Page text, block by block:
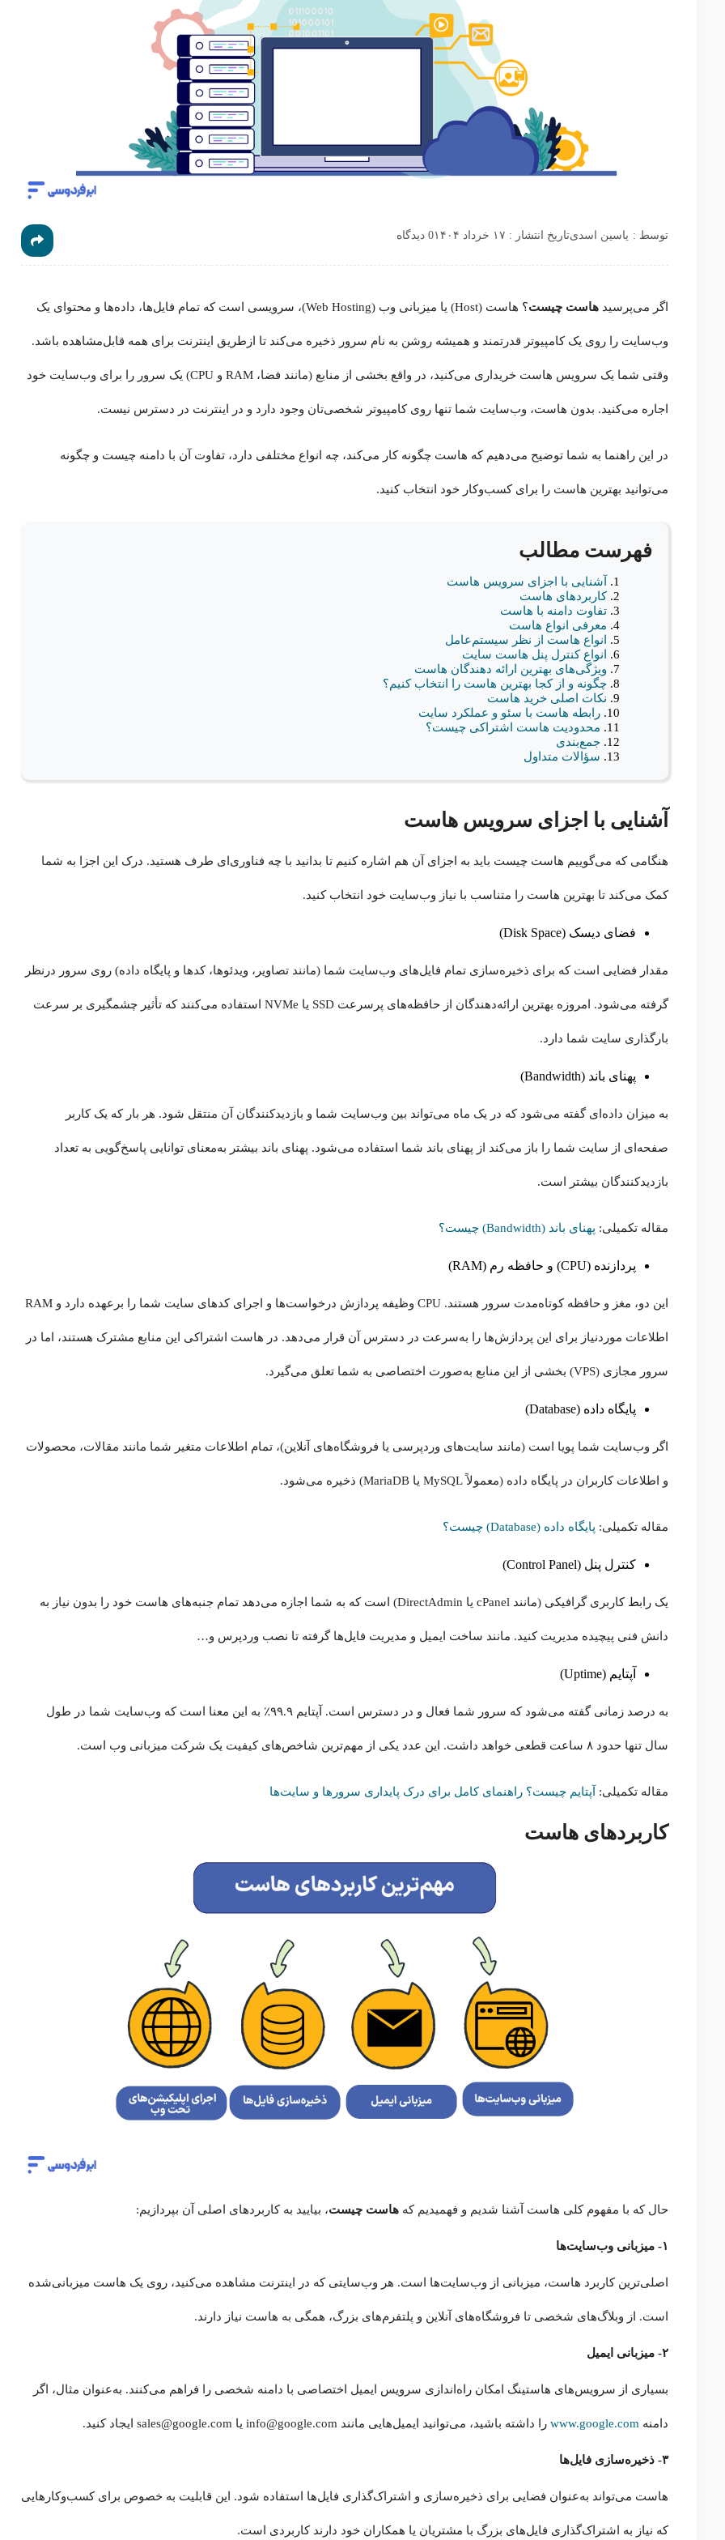
توسط : یاسین اسدیتاریخ انتشار : ۱۷ خرداد ۱۴۰۴ 0 دیدگاه
اگر می‌پرسید هاست چیست ؟ هاست (Host) یا میزبانی وب (Web Hosting)، سرویسی است که تمام فایل‌ها، داده‌ها و محتوای یک
وب‌سایت را روی یک کامپیوتر قدرتمند و همیشه روشن به نام سرور ذخیره می‌کند تا ازطریق اینترنت برای همه قابل‌مشاهده باشد.
وقتی شما یک سرویس هاست خریداری می‌کنید، در واقع بخشی از منابع (مانند فضا، RAM و CPU) یک سرور را برای وب‌سایت خود
اجاره می‌کنید. بدون هاست، وب‌سایت شما تنها روی کامپیوتر شخصی‌تان وجود دارد و در اینترنت در دسترس نیست.
در این راهنما به شما توضیح می‌دهیم که هاست چگونه کار می‌کند، چه انواع مختلفی دارد، تفاوت آن با دامنه چیست و چگونه
می‌توانید بهترین هاست را برای کسب‌وکار خود انتخاب کنید.
فهرست مطالب
آشنایی با اجزای سرویس هاست
کاربردهای هاست
تفاوت دامنه با هاست
معرفی انواع هاست
انواع هاست از نظر سیستم‌عامل
انواع کنترل پنل هاست سایت
ویژگی‌های بهترین ارائه دهندگان هاست
چگونه و از کجا بهترین هاست را انتخاب کنیم؟
نکات اصلی خرید هاست
رابطه هاست با سئو و عملکرد سایت
محدودیت هاست اشتراکی چیست؟
جمع‌بندی
سؤالات متداول
آشنایی با اجزای سرویس هاست
هنگامی که می‌گوییم هاست چیست باید به اجزای آن هم اشاره کنیم تا بدانید با چه فناوری‌ای طرف هستید. درک این اجزا به شما
کمک می‌کند تا بهترین هاست را متناسب با نیاز وب‌سایت خود انتخاب کنید.
فضای دیسک (Disk Space)
مقدار فضایی است که برای ذخیره‌سازی تمام فایل‌های وب‌سایت شما (مانند تصاویر، ویدئوها، کدها و پایگاه داده) روی سرور درنظر
گرفته می‌شود. امروزه بهترین ارائه‌دهندگان از حافظه‌های پرسرعت SSD یا NVMe استفاده می‌کنند که تأثیر چشمگیری بر سرعت
بارگذاری سایت شما دارد.
پهنای باند (Bandwidth)
به میزان داده‌ای گفته می‌شود که در یک ماه می‌تواند بین وب‌سایت شما و بازدیدکنندگان آن منتقل شود. هر بار که یک کاربر
صفحه‌ای از سایت شما را باز می‌کند از پهنای باند شما استفاده می‌شود. پهنای باند بیشتر به‌معنای توانایی پاسخ‌گویی به تعداد
بازدیدکنندگان بیشتر است.
مقاله تکمیلی: پهنای باند (Bandwidth) چیست؟
پردازنده (CPU) و حافظه رم (RAM)
این دو، مغز و حافظه کوتاه‌مدت سرور هستند. CPU وظیفه پردازش درخواست‌ها و اجرای کدهای سایت شما را برعهده دارد و RAM
اطلاعات موردنیاز برای این پردازش‌ها را به‌سرعت در دسترس آن قرار می‌دهد. در هاست اشتراکی این منابع مشترک هستند، اما در
سرور مجازی (VPS) بخشی از این منابع به‌صورت اختصاصی به شما تعلق می‌گیرد.
پایگاه داده (Database)
اگر وب‌سایت شما پویا است (مانند سایت‌های وردپرسی یا فروشگاه‌های آنلاین)، تمام اطلاعات متغیر شما مانند مقالات، محصولات
و اطلاعات کاربران در پایگاه داده (معمولاً MySQL یا MariaDB) ذخیره می‌شود.
مقاله تکمیلی: پایگاه داده (Database) چیست؟
کنترل پنل (Control Panel)
یک رابط کاربری گرافیکی (مانند cPanel یا DirectAdmin) است که به شما اجازه می‌دهد تمام جنبه‌های هاست خود را بدون نیاز به
دانش فنی پیچیده مدیریت کنید. مانند ساخت ایمیل و مدیریت فایل‌ها گرفته تا نصب وردپرس و…
آپتایم (Uptime)
به درصد زمانی گفته می‌شود که سرور شما فعال و در دسترس است. آپتایم ۹۹.۹٪ به این معنا است که وب‌سایت شما در طول
سال تنها حدود ۸ ساعت قطعی خواهد داشت. این عدد یکی از مهم‌ترین شاخص‌های کیفیت یک شرکت میزبانی وب است.
مقاله تکمیلی: آپتایم چیست؟ راهنمای کامل برای درک پایداری سرورها و سایت‌ها
کاربردهای هاست
حال که با مفهوم کلی هاست آشنا شدیم و فهمیدیم که هاست چیست، بیایید به کاربردهای اصلی آن بپردازیم:
۱- میزبانی وب‌سایت‌ها
اصلی‌ترین کاربرد هاست، میزبانی از وب‌سایت‌ها است. هر وب‌سایتی که در اینترنت مشاهده می‌کنید، روی یک هاست میزبانی‌شده
است. از وبلاگ‌های شخصی تا فروشگاه‌های آنلاین و پلتفرم‌های بزرگ، همگی به هاست نیاز دارند.
۲- میزبانی ایمیل
بسیاری از سرویس‌های هاستینگ امکان راه‌اندازی سرویس ایمیل اختصاصی با دامنه شخصی را فراهم می‌کنند. به‌عنوان مثال، اگر
دامنه www.google.com را داشته باشید، می‌توانید ایمیل‌هایی مانند info@google.com یا sales@google.com ایجاد کنید.
۳- ذخیره‌سازی فایل‌ها
هاست می‌تواند به‌عنوان فضایی برای ذخیره‌سازی و اشتراک‌گذاری فایل‌ها استفاده شود. این قابلیت به خصوص برای کسب‌وکارهایی
که نیاز به اشتراک‌گذاری فایل‌های بزرگ با مشتریان یا همکاران خود دارند کاربردی است.